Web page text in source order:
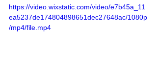
https://video.wixstatic.com/video/e7b45a_11
ea5237de174804898651dec27648ac/1080p
/mp4/file.mp4